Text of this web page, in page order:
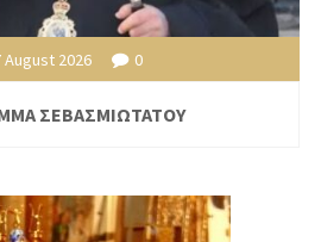
August 2026 0
ΣΕΒΑΣΜΙΩΤΑΤΟΥ